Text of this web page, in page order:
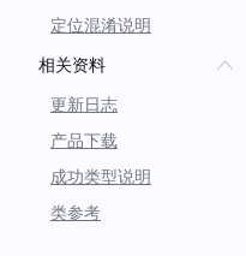
定位混淆说明
相关资料
更新日志
产品下载
成功类型说明
类参考